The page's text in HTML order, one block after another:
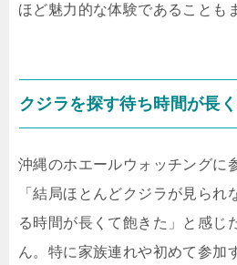
ほど魅力的な体験であることも
クジラを探す待ち時間が長
沖縄のホエールウォッチングに
「結局ほとんどクジラが見られ
る時間が長くて飽きた」と感じ
ん。特に家族連れや初めて参加